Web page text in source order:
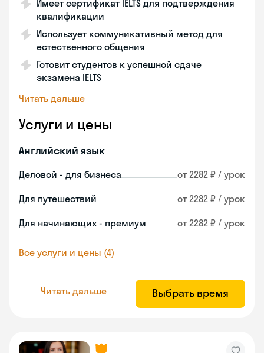
Имеет сертификат IELTS для подтверждения
квалификации
Использует коммуникативный метод для
естественного общения
Готовит студентов к успешной сдаче
экзамена IELTS
Читать дальше
Услуги и цены
Английский язык
Деловой - для бизнеса от 2282 ₽ / урок
Для путешествий от 2282 ₽ / урок
Для начинающих - премиум от 2282 ₽ / урок
Все услуги и цены (4)
Читать дальше Выбрать время